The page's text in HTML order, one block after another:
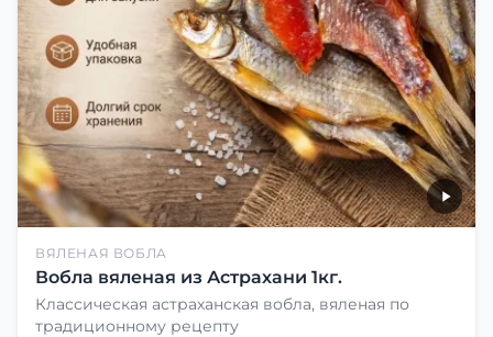
ВЯЛЕНАЯ ВОБЛА
Вобла вяленая из Астрахани 1кг.
Классическая астраханская вобла, вяленая по
традиционному рецепту